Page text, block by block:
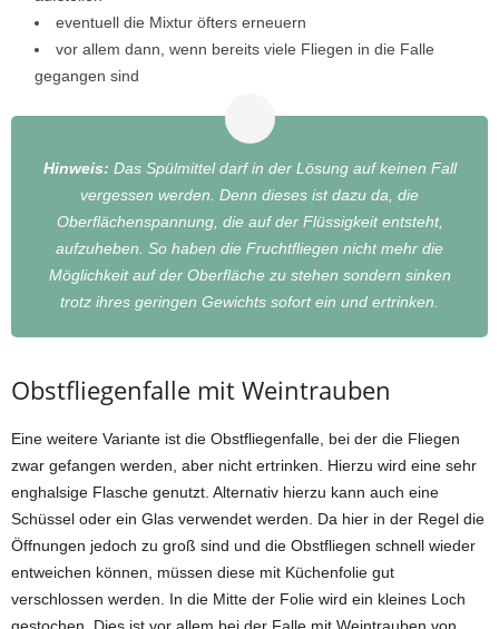
eventuell die Mixtur öfters erneuern
vor allem dann, wenn bereits viele Fliegen in die Falle
gegangen sind
Hinweis: Das Spülmittel darf in der Lösung auf keinen Fall
vergessen werden. Denn dieses ist dazu da, die
Oberflächenspannung, die auf der Flüssigkeit entsteht,
aufzuheben. So haben die Fruchtfliegen nicht mehr die
Möglichkeit auf der Oberfläche zu stehen sondern sinken
trotz ihres geringen Gewichts sofort ein und ertrinken.
Obstfliegenfalle mit Weintrauben
Eine weitere Variante ist die Obstfliegenfalle, bei der die Fliegen
zwar gefangen werden, aber nicht ertrinken. Hierzu wird eine sehr
enghalsige Flasche genutzt. Alternativ hierzu kann auch eine
Schüssel oder ein Glas verwendet werden. Da hier in der Regel die
Öffnungen jedoch zu groß sind und die Obstfliegen schnell wieder
entweichen können, müssen diese mit Küchenfolie gut
verschlossen werden. In die Mitte der Folie wird ein kleines Loch